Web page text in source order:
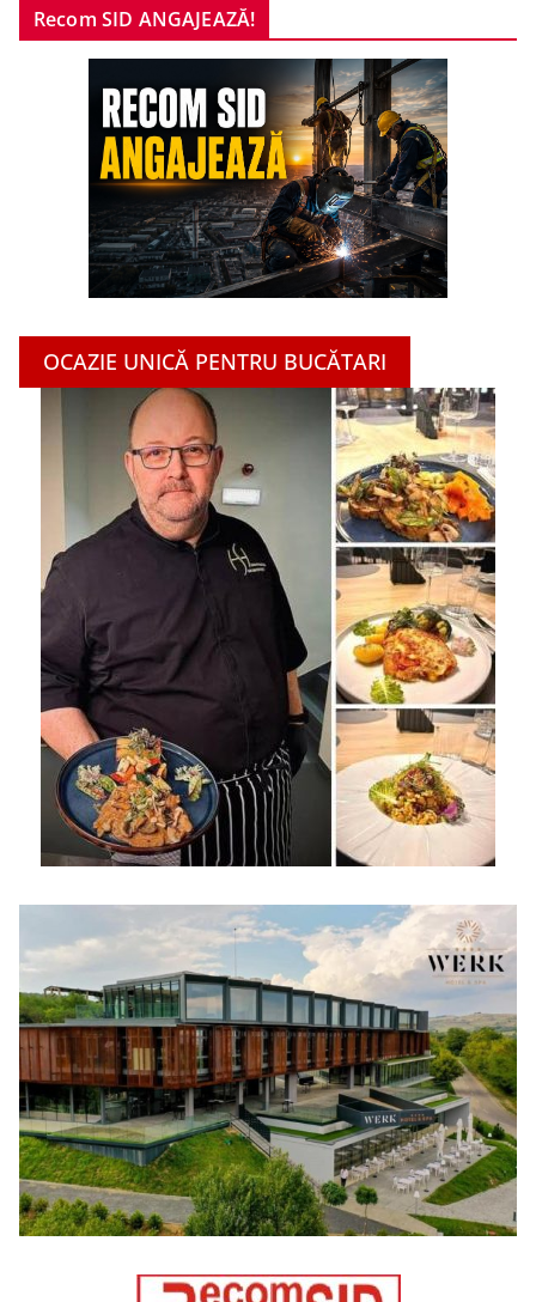
Recom SID ANGAJEAZĂ!
OCAZIE UNICĂ PENTRU BUCĂTARI